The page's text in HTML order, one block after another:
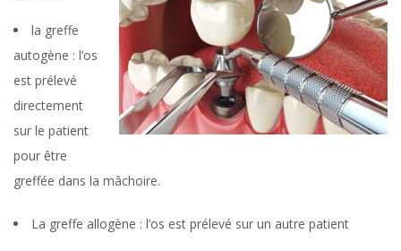
la greffe
autogène : l’os
est prélevé
directement
sur le patient
pour être
greffée dans la mâchoire.
La greffe allogène : l’os est prélevé sur un autre patient